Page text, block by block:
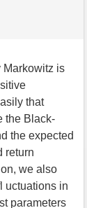
Markowitz is
that
the Black-
the expected
return
we also
uctuations in
parameters